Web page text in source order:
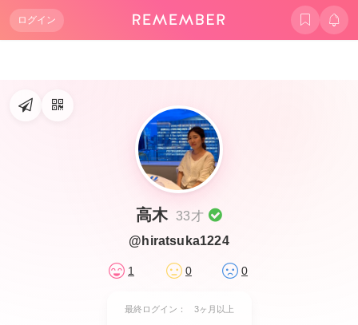
ログイン
高木 33才
@hiratsuka1224
1 0 0
最終ログイン： 3ヶ月以上